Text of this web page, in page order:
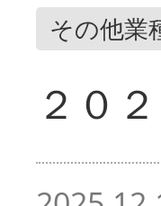
その他業
２０